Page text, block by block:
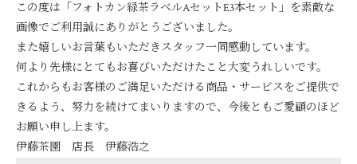
この度は「フォトカン緑茶ラベルAセットE3本セット」を素敵な
画像でご利用誠にありがとうございました。
また嬉しいお言葉もいただきスタッフ一同感動しています。
何より先様にとてもお喜びいただけたこと大変うれしいです。
これからもお客様のご満足いただける商品・サービスをご提供で
きるよう、努力を続けてまいりますので、今後ともご愛顧のほど
お願い申し上ます。
伊藤茶園 店長 伊藤浩之